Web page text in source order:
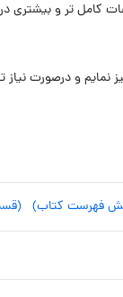
تر و بیشتری
و درصورت
فهرست کتاب)